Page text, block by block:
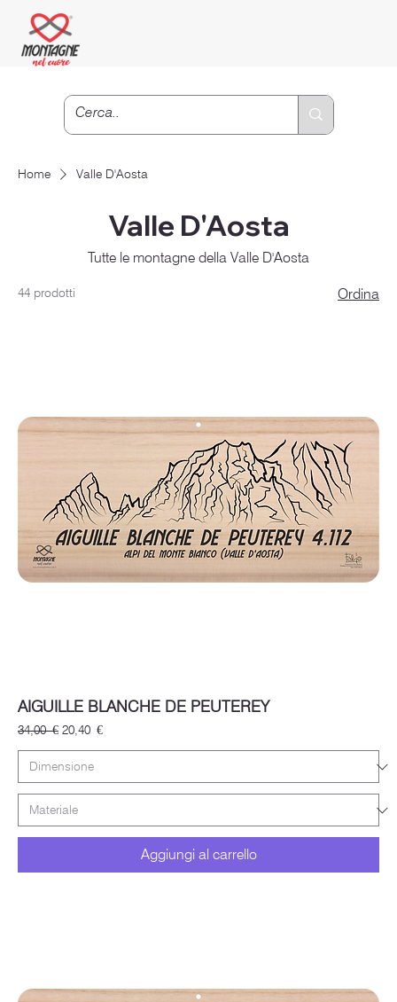
Home Valle D'Aosta
Valle D'Aosta
Tutte le montagne della Valle D'Aosta
44 prodotti Ordina
AIGUILLE BLANCHE DE PEUTEREY
Prezzo regolare
34,00 € Prezzo scontato
20,40 €
Aggiungi al carrello